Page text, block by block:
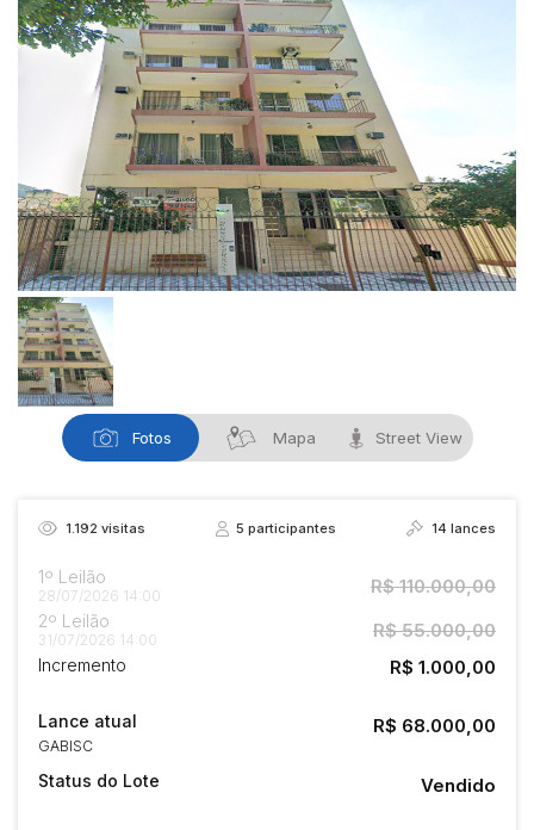
Fotos Mapa Street View
1.192 visitas 5participantes 14 lances
1º Leilão
28/07/2026 14:00 R$ 110.000,00
2º Leilão
31/07/2026 14:00 R$ 55.000,00
Incremento R$ 1.000,00
Lance atual
GABISC
R$ 68.000,00
Status do Lote Vendido